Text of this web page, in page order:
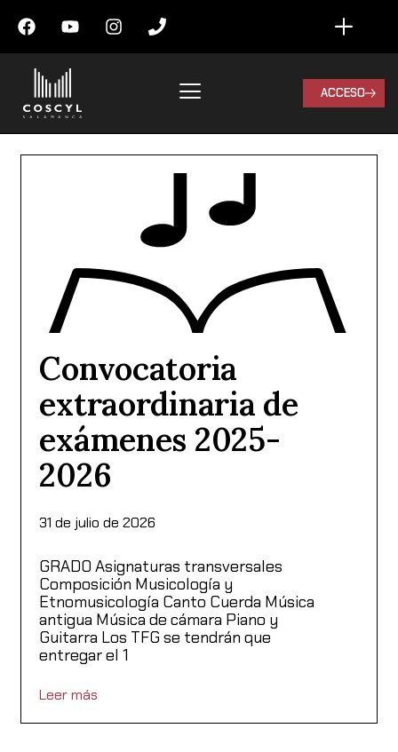
ACCESO
Convocatoria
extraordinaria de
exámenes 2025-
2026
31 de julio de 2026
GRADO Asignaturas transversales
Composición Musicología y
Etnomusicología Canto Cuerda Música
antigua Música de cámara Piano y
Guitarra Los TFG se tendrán que
entregar el 1
Leer más